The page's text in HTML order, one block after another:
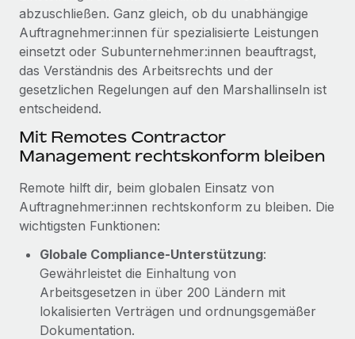
Compliance Watchtower
Lückenlose Compliance
Geräteverwaltung
Globale Bereitstellung und Verfolgung von IT-
Gründung von Niederlassungen
Niederlassungen
Mobilität und Relocation
Mühelose Relocation von Mitarbeiter:innen
Benefits
Mühelose Verwaltung von Benefits
So hat der KI-Vorreiter Weaviate sein Team mit
Remote um 120 % vergrößert
Weaviate auf einen Blick Weaviate entwickelt KI-basierte
Open-Source-Infrastrukturen. Das...
Mehr erfahren
Revolution des Enterprise Contractor
globalen Content-Agentur mit Remote
Auf einen Blick Erfahre mehr über die unglaubliche
Transformation einer weltweit erfolgreichen...
Mehr erfahren
BLOG
Globale Payroll
EOR und PEO
Contractor Management
Den Blog erkunden
BLOG
Neues zu Remote-Produkten: Integration mit
Gusto und Zero und Contractor Management
Plus
abzuschließen. Ganz gleich, ob du unabhängige
Auftragnehmer:innen für spezialisierte Leistungen
einsetzt oder Subunternehmer:innen beauftragst,
das Verständnis des Arbeitsrechts und der
gesetzlichen Regelungen auf den Marshallinseln ist
entscheidend.
Mit Remotes Contractor
Management rechtskonform bleiben
Remote hilft dir, beim globalen Einsatz von
Auftragnehmer:innen rechtskonform zu bleiben. Die
wichtigsten Funktionen:
Globale Compliance-Unterstützung:
Gewährleistet die Einhaltung von
Arbeitsgesetzen in über 200 Ländern mit
lokalisierten Verträgen und ordnungsgemäßer
Dokumentation.